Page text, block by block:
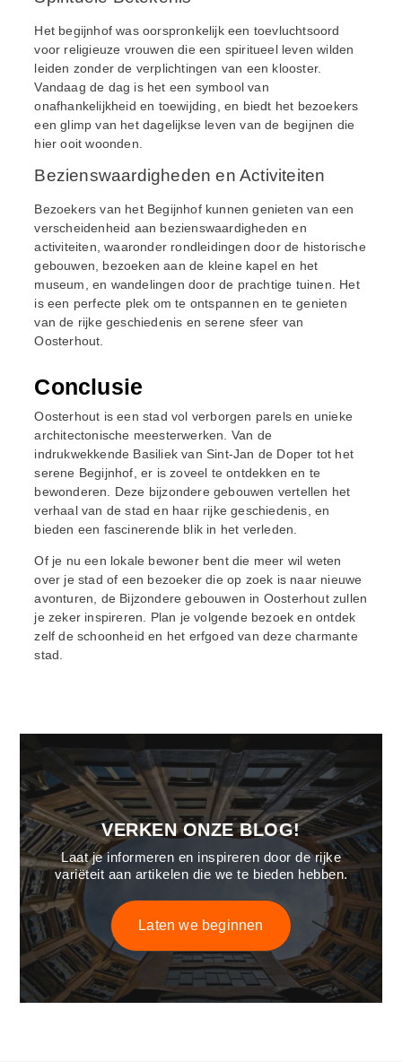
Het begijnhof was oorspronkelijk een toevluchtsoord
voor religieuze vrouwen die een spiritueel leven wilden
leiden zonder de verplichtingen van een klooster.
Vandaag de dag is het een symbool van
onafhankelijkheid en toewijding, en biedt het bezoekers
een glimp van het dagelijkse leven van de begijnen die
hier ooit woonden.
Bezienswaardigheden en Activiteiten
Bezoekers van het Begijnhof kunnen genieten van een
verscheidenheid aan bezienswaardigheden en
activiteiten, waaronder rondleidingen door de historische
gebouwen, bezoeken aan de kleine kapel en het
museum, en wandelingen door de prachtige tuinen. Het
is een perfecte plek om te ontspannen en te genieten
van de rijke geschiedenis en serene sfeer van
Oosterhout.
Conclusie
Oosterhout is een stad vol verborgen parels en unieke
architectonische meesterwerken. Van de
indrukwekkende Basiliek van Sint-Jan de Doper tot het
serene Begijnhof, er is zoveel te ontdekken en te
bewonderen. Deze bijzondere gebouwen vertellen het
verhaal van de stad en haar rijke geschiedenis, en
bieden een fascinerende blik in het verleden.
Of je nu een lokale bewoner bent die meer wil weten
over je stad of een bezoeker die op zoek is naar nieuwe
avonturen, de Bijzondere gebouwen in Oosterhout zullen
je zeker inspireren. Plan je volgende bezoek en ontdek
zelf de schoonheid en het erfgoed van deze charmante
stad.
VERKEN ONZE BLOG!
Laat je informeren en inspireren door de rijke
variëteit aan artikelen die we te bieden hebben.
Laten we beginnen